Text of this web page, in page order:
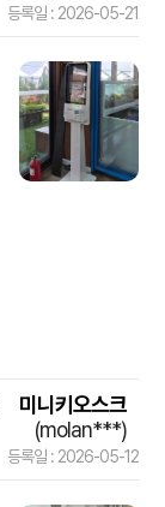
등록일 : 2026-05-21
미니키오스크
(molan***)
등록일 : 2026-05-12